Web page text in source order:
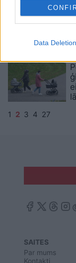
Data Deletion
1 2 3 4 27
SAITES
Par mums
Kontakti